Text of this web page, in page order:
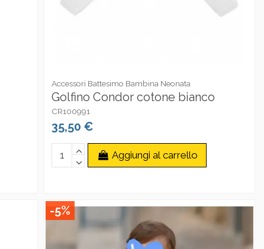
Accessori Battesimo Bambina Neonata
Golfino Condor cotone bianco
CR100991
35,50 €
Aggiungi al carrello
-5%